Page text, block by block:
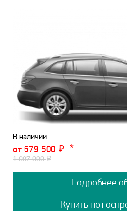
В наличии
от 679 500 ₽
1 007 000₽
Подробнее
Купить по